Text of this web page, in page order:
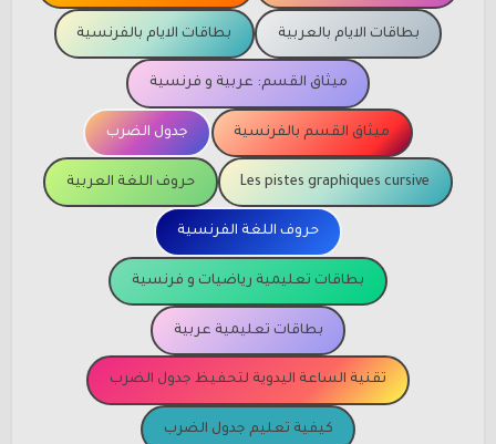
بطاقات الايام بالعربية بطاقات الايام بالفرنسية
ميثاق القسم: عربية و فرنسية
ميثاق القسم بالفرنسية جدول الضرب
Les pistes graphiques cursive حروف اللغة العربية
حروف اللغة الفرنسية
بطاقات تعليمية رياضيات و فرنسية
بطاقات تعليمية عربية
تقنية الساعة اليدوية لتحفيظ جدول الضرب
كيفية تعليم جدول الضرب